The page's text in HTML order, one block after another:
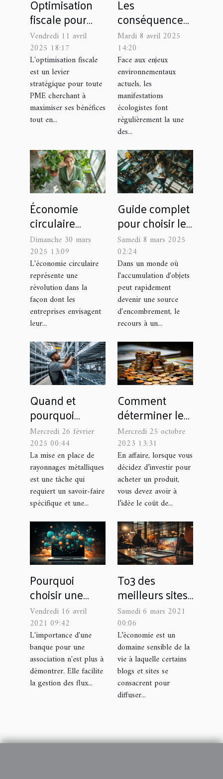
Optimisation
fiscale pour
PME les
strategies
legales pour
réduire les
impôts
Vendredi 11 avril
2025 18:17
L'optimisation fiscale
est un levier
stratégique pour toute
PME cherchant à
maximiser ses bénéfices
tout en...
Les
conséquences
économiques
de la fin des
protestations
écologistes
Mardi 8 avril 2025
14:20
Face aux enjeux
environnementaux
actuels, les
manifestations
écologistes font
régulièrement la une
des...
Économie
circulaire
comment les
entreprises
peuvent
réduire leurs
coûts et leur
empreinte
écologique
Dimanche 30 mars
2025 13:09
L'économie circulaire
représente une
révolution dans la
façon dont les
entreprises envisagent
leur...
Guide complet
pour choisir le
service de
débarras
adapté à vos
besoins
Samedi 8 mars 2025
02:24
Dans un monde où
l'accumulation d'objets
peut rapidement
devenir une source
d'encombrement, le
recours à un...
Quand et
pourquoi
engager un
expert pour
l'installation de
rayonnages
métalliques
Mercredi 26 février
2025 00:44
La mise en place de
rayonnages métalliques
est une tâche qui
requiert un savoir-faire
spécifique et une...
Comment
déterminer le
coût de revient
d’un produit ?
Mercredi 25 octobre
2023 13:31
En affaire, lorsque vous
décidez d’investir pour
acheter un produit,
vous devez avoir à
l’idée le coût de...
Pourquoi
choisir une
banque en
ligne pour un
compte
d'association ?
Vendredi 16 avril
2021 09:42
L'importance d'une
banque pour une
association n'est plus à
démontrer. Elle facilite
la gestion des flux...
To3 des
meilleurs sites
économiques
Samedi 6 mars 2021
00:06
L’économie est un
domaine sensible de la
vie à laquelle certains
blogs et sites se
consacrent pour
diffuser...